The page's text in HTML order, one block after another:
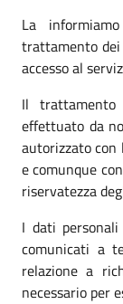
La
trattamento
accesso al
Il
effettuato da
autorizzato
e comunque
riservatezza
I dati
comunicati a
relazione a
necessario per